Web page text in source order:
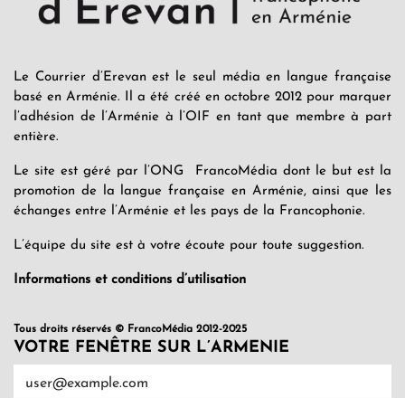
Le Courrier d’Erevan est le seul média en langue française
basé en Arménie. Il a été créé en octobre 2012 pour marquer
l’adhésion de l’Arménie à l’OIF en tant que membre à part
entière.
Le site est géré par l’ONG FrancoMédia dont le but est la
promotion de la langue française en Arménie, ainsi que les
échanges entre l’Arménie et les pays de la Francophonie.
L’équipe du site est à votre écoute pour toute suggestion.
Informations et conditions d’utilisation
Tous droits réservés © FrancoMédia 2012-2025
VOTRE FENÊTRE SUR L’ARMENIE